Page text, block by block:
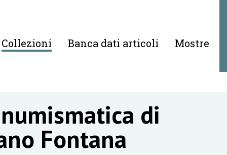
Collezioni Banca dati articoli Mostre
di
Fontana